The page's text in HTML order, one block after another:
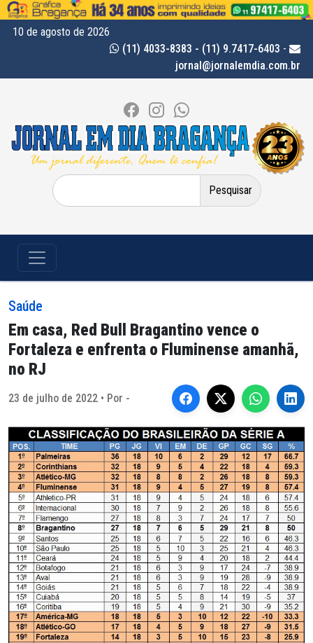
10 de agosto de 2026
(11) 4033-8383 - (11) 9.7417-6403 -
jornal@jornalemdia.com.br
Pesquisar
por:
Saúde
Em casa, Red Bull Bragantino vence o
Fortaleza e enfrenta o Fluminense amanhã,
no RJ
23 de julho de 2022 • Por -